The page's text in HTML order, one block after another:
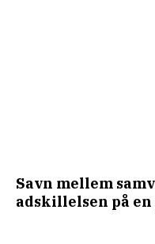
Savn mellem
adskillelsen på